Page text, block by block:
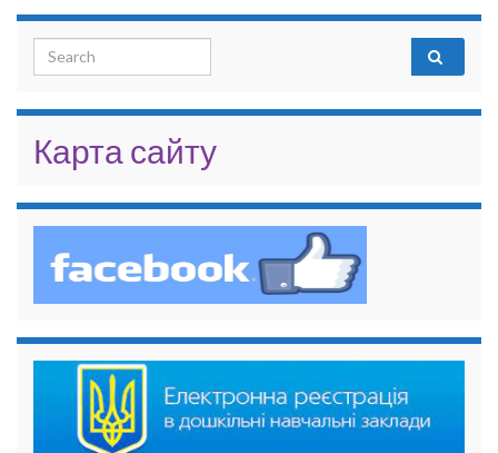
Search for:
Карта сайту